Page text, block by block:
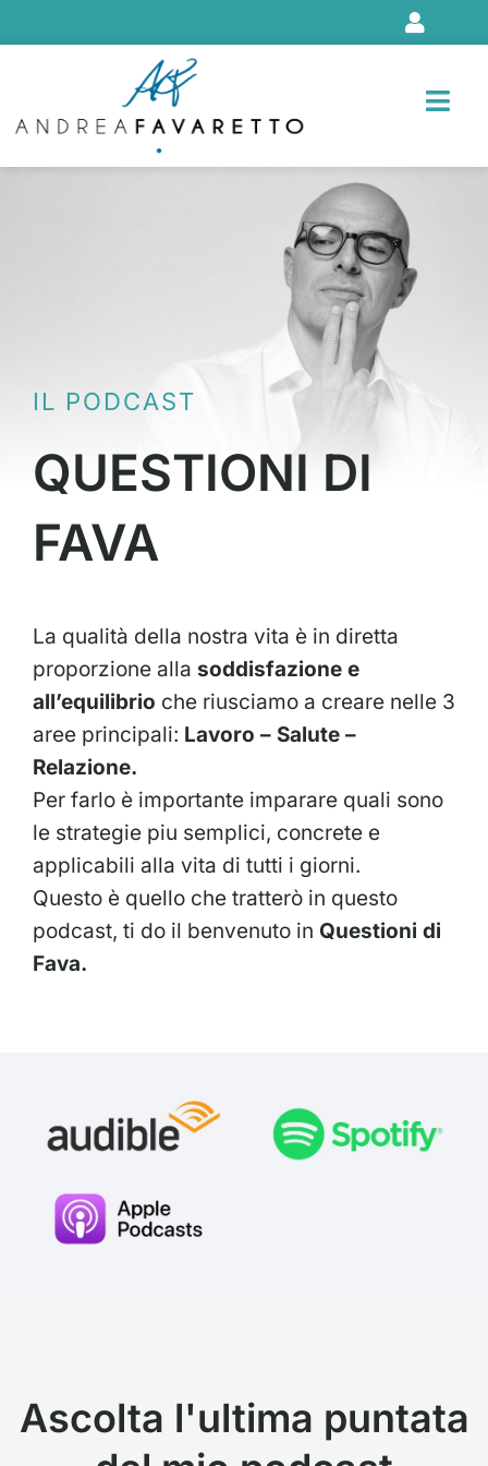
al
IL PODCAST
QUESTIONI DI
FAVA
La qualità della nostra vita è in diretta
proporzione alla soddisfazione e
all’equilibrio che riusciamo a creare nelle 3
aree principali: Lavoro – Salute –
Relazione.
Per farlo è importante imparare quali sono
le strategie piu semplici, concrete e
applicabili alla vita di tutti i giorni.
Questo è quello che tratterò in questo
podcast, ti do il benvenuto in Questioni di
Fava.
Ascolta l'ultima puntata